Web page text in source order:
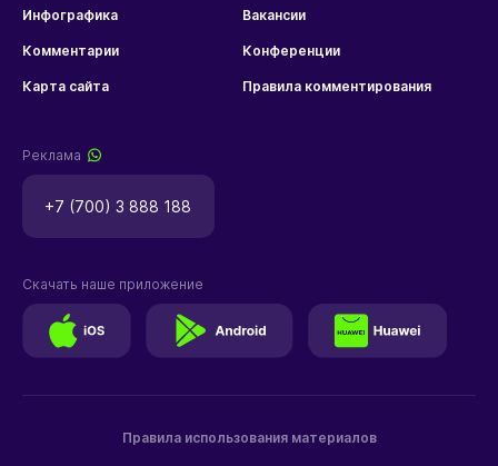
Инфографика Вакансии
Комментарии Конференции
Карта сайта Правила комментирования
Реклама
+7 (700) 3 888 188
Правила использования материалов
Скачать наше приложение